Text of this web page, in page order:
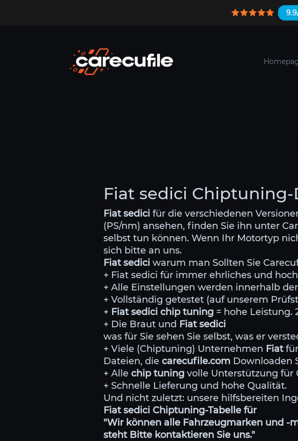
Fiat sedici
Fiat sedici für die verschiedenen
(PS/nm) ansehen, finden Sie ihn unter
selbst tun können. Wenn Ihr Motortyp
sich bitte an uns.
Fiat sedici warum man Sollten Sie
+ Fiat sedici für immer ehrliches und
+ Alle Einstellungen werden innerhalb
+ Vollständig getestet (auf unserem
+ Fiat sedici chip tuning = hohe Leistung.
+ Die Braut und Fiat sedici
was für Sie sehen Sie selbst, was er
+ Viele (Chiptuning) Unternehmen Fiatfür
Dateien, die carecufile.com Downloaden
+ Alle chip tuning volle Unterstützung für
+ Schnelle Lieferung und hohe Qualität.
Und nicht zuletzt: unsere hilfsbereiten
Fiat sedici Chiptuning-Tabelle für
"Wir können alle Fahrzeugmarken und -
steht Bitte kontaktieren Sie uns."